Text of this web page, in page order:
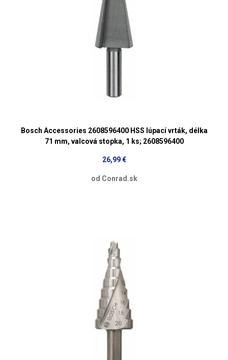
Bosch Accessories 2608596400 HSS lúpací vrták, délka
71 mm, valcová stopka, 1 ks; 2608596400
26,99 €
od Conrad.sk